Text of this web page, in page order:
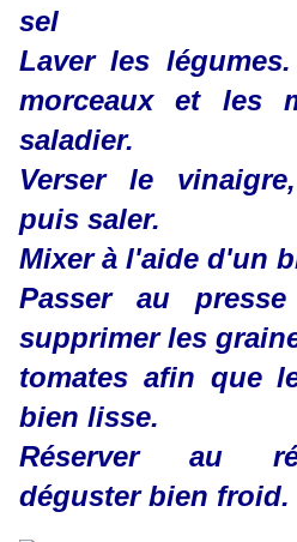
sel
Laver les
morceaux et les
saladier.
Verser le
puis saler.
Mixer à l'aide d'un
Passer au
supprimer les
tomates afin que
bien lisse.
Réserver au
déguster bien froid.